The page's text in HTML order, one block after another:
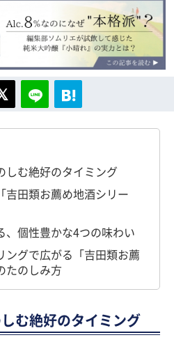
しむ絶好のタイミング
吉田類お薦め地酒シリー
、個性豊かな4つの味わい
ングで広がる「吉田類お薦
たのしみ方
む絶好のタイミング